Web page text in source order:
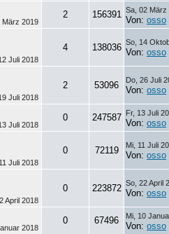
März 2019
2 156391 Sa, 02 März
Von: osso
Juli 2018
4 138036 So, 14
Von: osso
Juli 2018
2 53096 Do, 26 Juli
Von: osso
Juli 2018
0 247587 Fr, 13 Juli
Von: osso
Juli 2018
0 72119 Mi, 11 Juli
Von: osso
April 2018
0 223872 So, 22 April
Von: osso
2018
0 67496 Mi, 10
Von: osso